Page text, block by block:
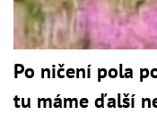
Po ničení pola
tu máme ďalší